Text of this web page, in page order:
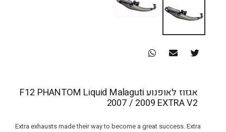
אגזוז לאופנוע F12 PHANTOM Liquid Malaguti
2007 / 2009 EXTRA V2
Extra exhausts made their way to become a great success. Extra